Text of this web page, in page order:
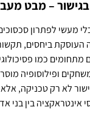
בגישור – מבט
מעשי לפתרון
העוסקת ביחסים,
מתחומים כמו
ופילוסופיה
לא רק טכניקה,
אינטראקציה בין בני